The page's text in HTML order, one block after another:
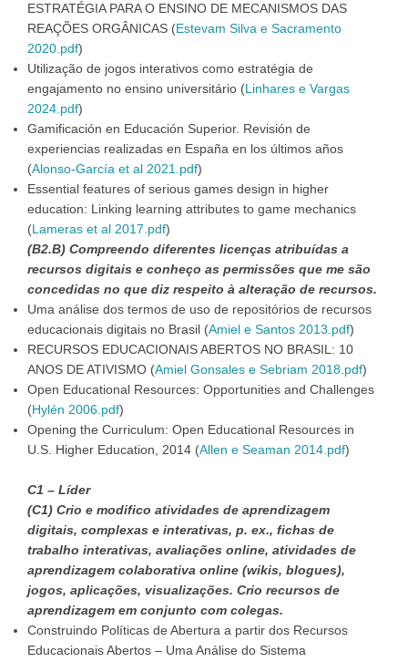
ESTRATÉGIA PARA O ENSINO DE MECANISMOS DAS
REAÇÕES ORGÂNICAS (Estevam Silva e Sacramento
2020.pdf)
Utilização de jogos interativos como estratégia de
engajamento no ensino universitário ( Linhares e Vargas
2024.pdf)
Gamificación en Educación Superior. Revisión de
experiencias realizadas en España en los últimos años
(Alonso-García et al 2021.pdf)
Essential features of serious games design in higher
education: Linking learning attributes to game mechanics
( Lameras et al 2017.pdf)
(B2.B) Compreendo diferentes licenças atribuídas a
recursos digitais e conheço as permissões que me são
concedidas no que diz respeito à alteração de recursos.
Uma análise dos termos de uso de repositórios de recursos
educacionais digitais no Brasil (Amiel e Santos 2013.pdf)
RECURSOS EDUCACIONAIS ABERTOS NO BRASIL: 10
ANOS DE ATIVISMO (Amiel Gonsales e Sebriam 2018.pdf)
Open Educational Resources: Opportunities and Challenges
(Hylén 2006.pdf)
Opening the Curriculum: Open Educational Resources in
U.S. Higher Education, 2014 (Allen e Seaman 2014.pdf)
C1 – Líder
(C1) Crio e modifico atividades de aprendizagem
digitais, complexas e interativas, p. ex., fichas de
trabalho interativas, avaliações online, atividades de
aprendizagem colaborativa online (wikis, blogues),
jogos, aplicações, visualizações. Crio recursos de
aprendizagem em conjunto com colegas.
Construindo Políticas de Abertura a partir dos Recursos
Educacionais Abertos – Uma Análise do Sistema